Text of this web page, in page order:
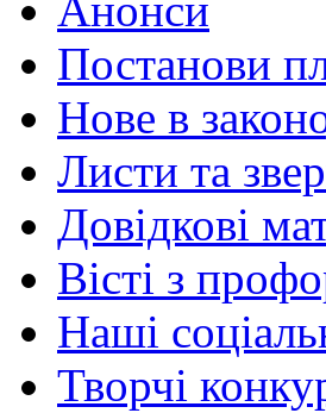
Анонси
Постанови
Нове в
Листи та
Довідкові
Вісті з
Наші
Творчі